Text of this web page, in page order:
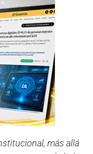
más allá